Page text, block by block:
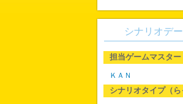
シナリオデ
担当ゲームマスター
ＫＡＮ
シナリオタイプ（ら